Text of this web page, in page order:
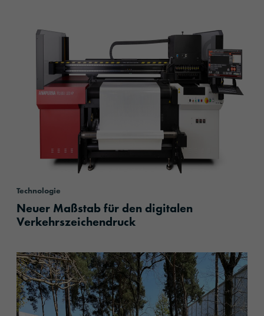
Technologie
Neuer Maßstab für den digitalen
Verkehrszeichendruck
content.read_more